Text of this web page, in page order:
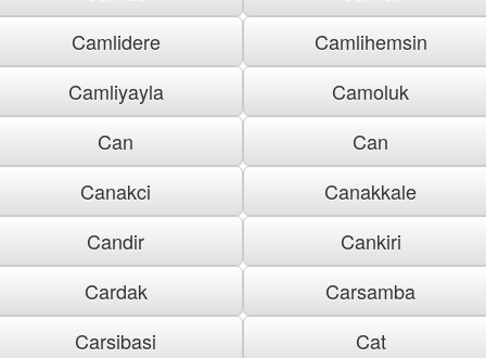
Camlidere
Camlihemsin
Camliyayla
Camoluk
Can
Can
Canakci
Canakkale
Candir
Cankiri
Cardak
Carsamba
Carsibasi
Cat